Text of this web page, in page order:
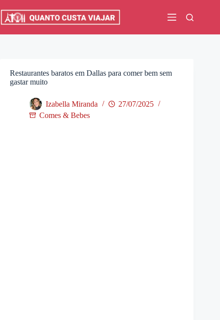
para
Restaurantes baratos em Dallas para comer bem sem
gastar muito
Izabella Miranda
27/07/2025
Comes & Bebes